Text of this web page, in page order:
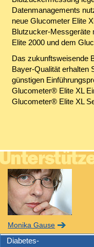
Datenmanagements
neue Glucometer Elite
Blutzucker-Messgeräte
Elite 2000 und dem
Das zukunftsweisende
Bayer-Qualität erhalten
günstigen
Glucometer® Elite XL
Glucometer® Elite XL
Monika Gause
Diabetes-